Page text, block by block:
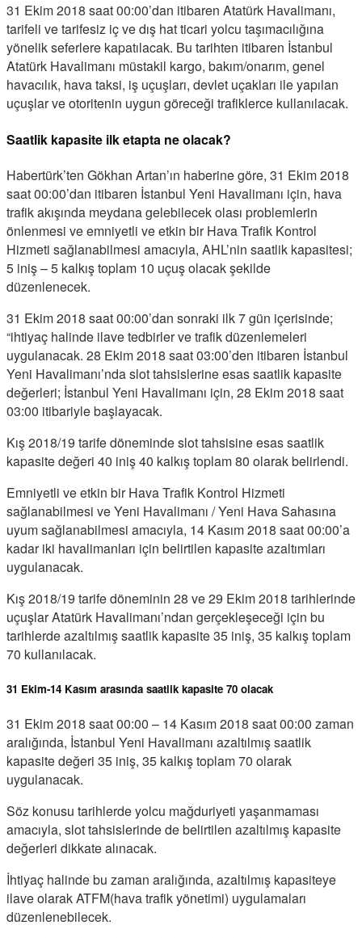
31 Ekim 2018 saat 00:00’dan itibaren Atatürk Havalimanı,
tarifeli ve tarifesiz iç ve dış hat ticari yolcu taşımacılığına
yönelik seferlere kapatılacak. Bu tarihten itibaren İstanbul
Atatürk Havalimanı müstakil kargo, bakım/onarım, genel
havacılık, hava taksi, iş uçuşları, devlet uçakları ile yapılan
uçuşlar ve otoritenin uygun göreceği trafiklerce kullanılacak.
Saatlik kapasite ilk etapta ne olacak?
Habertürk’ten Gökhan Artan’ın haberine göre, 31 Ekim 2018
saat 00:00’dan itibaren İstanbul Yeni Havalimanı için, hava
trafik akışında meydana gelebilecek olası problemlerin
önlenmesi ve emniyetli ve etkin bir Hava Trafik Kontrol
Hizmeti sağlanabilmesi amacıyla, AHL’nin saatlik kapasitesi;
5 iniş – 5 kalkış toplam 10 uçuş olacak şekilde
düzenlenecek.
31 Ekim 2018 saat 00:00’dan sonraki ilk 7 gün içerisinde;
“ihtiyaç halinde ilave tedbirler ve trafik düzenlemeleri
uygulanacak. 28 Ekim 2018 saat 03:00’den itibaren İstanbul
Yeni Havalimanı’nda slot tahsislerine esas saatlik kapasite
değerleri; İstanbul Yeni Havalimanı için, 28 Ekim 2018 saat
03:00 itibariyle başlayacak.
Kış 2018/19 tarife döneminde slot tahsisine esas saatlik
kapasite değeri 40 iniş 40 kalkış toplam 80 olarak belirlendi.
Emniyetli ve etkin bir Hava Trafik Kontrol Hizmeti
sağlanabilmesi ve Yeni Havalimanı / Yeni Hava Sahasına
uyum sağlanabilmesi amacıyla, 14 Kasım 2018 saat 00:00’a
kadar iki havalimanları için belirtilen kapasite azaltımları
uygulanacak.
Kış 2018/19 tarife döneminin 28 ve 29 Ekim 2018 tarihlerinde
uçuşlar Atatürk Havalimanı’ndan gerçekleşeceği için bu
tarihlerde azaltılmış saatlik kapasite 35 iniş, 35 kalkış toplam
70 kullanılacak.
31 Ekim-14 Kasım arasında saatlik kapasite 70 olacak
31 Ekim 2018 saat 00:00 – 14 Kasım 2018 saat 00:00 zaman
aralığında, İstanbul Yeni Havalimanı azaltılmış saatlik
kapasite değeri 35 iniş, 35 kalkış toplam 70 olarak
uygulanacak.
Söz konusu tarihlerde yolcu mağduriyeti yaşanmaması
amacıyla, slot tahsislerinde de belirtilen azaltılmış kapasite
değerleri dikkate alınacak.
İhtiyaç halinde bu zaman aralığında, azaltılmış kapasiteye
ilave olarak ATFM(hava trafik yönetimi) uygulamaları
düzenlenebilecek.